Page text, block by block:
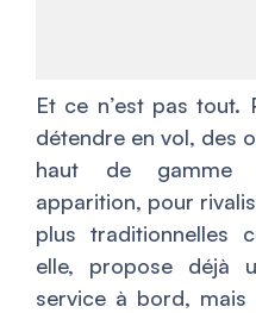
Et ce n’est pas tout.
détendre en vol, des
haut de gamme
apparition, pour
plus traditionnelles
elle, propose déjà
service à bord,